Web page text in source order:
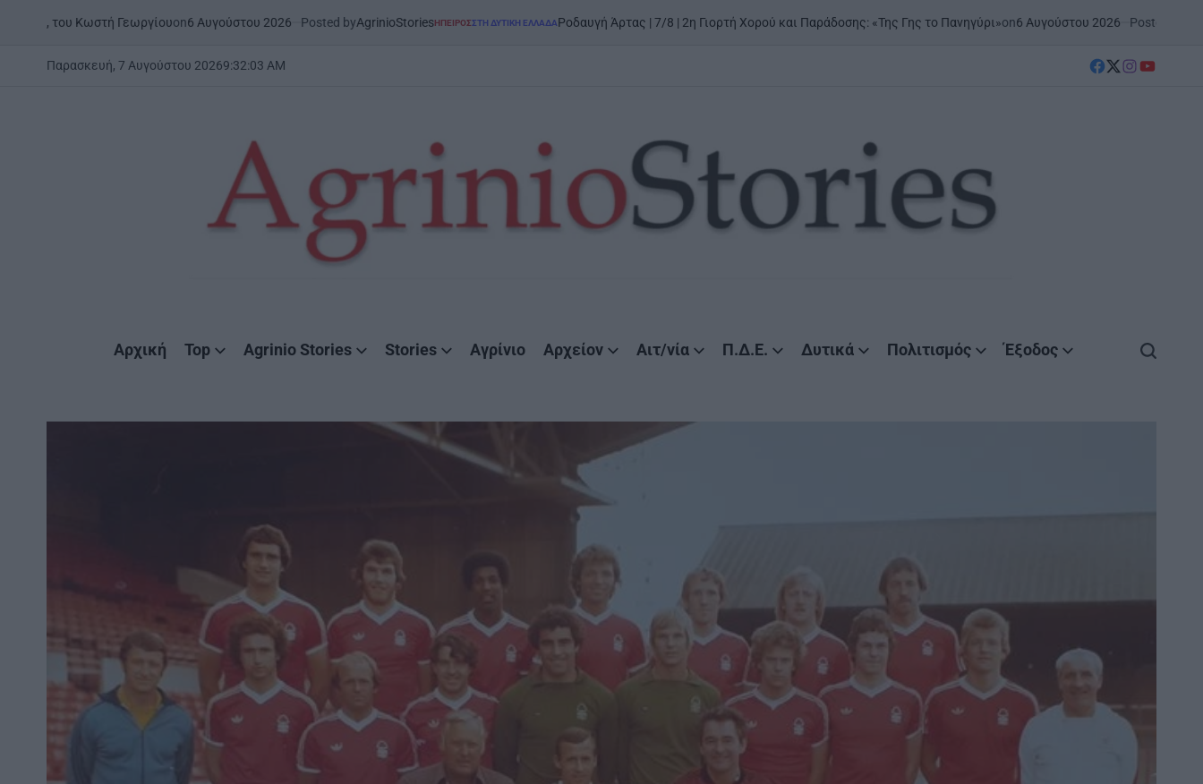
Κωστή Γεωργίουon6 Αυγούστου 2026 Posted byAgrinioStoriesPOSTED
ΉΠΕΙΡΟΣΣΤΗ ΔΥΤΙΚΉ ΕΛΛΆΔΑΡοδαυγή Άρτας | 7/8 | 2η Γιορτή Χορού και Παράδοσης: «Της Γης το Πανηγύρι»on 6 Αυγούστου 2026 Posted byAgrinioStories
Παρασκευή, 7 Αυγούστου 20269:32:04 AM
facebook
Twitter
instagram
YouTube
Αρχική Top Agrinio Stories Stories Αγρίνιο Αρχείον Αιτ/νία Π.Δ.Ε. Δυτικά Πολιτισμός Έξοδος